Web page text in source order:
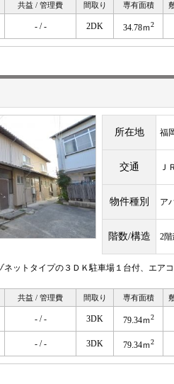
共益 / 管理費 間取り 専有面積
- / - 2DK 34.78ｍ2
所在地 福
交通 Ｊ
物件種別 ア
階数/構造 2
ネットタイプの３ＤＫ駐車場１台付、エア
共益 / 管理費 間取り 専有面積
- / - 3DK 79.34ｍ2
- / - 3DK 79.34ｍ2